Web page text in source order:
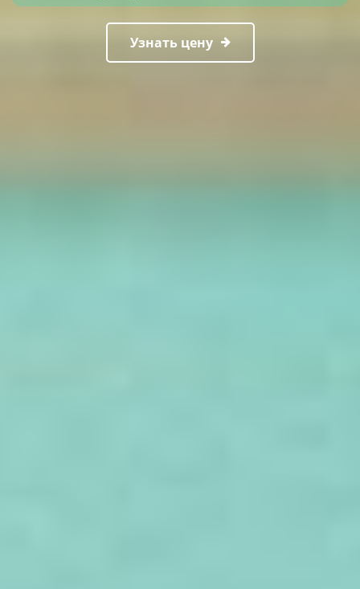
Узнать цену